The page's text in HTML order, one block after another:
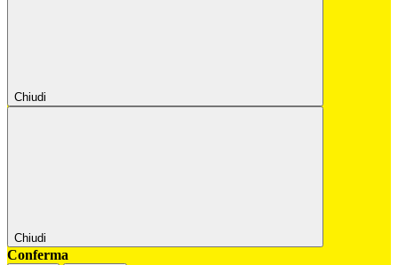
Chiudi
Chiudi
Conferma